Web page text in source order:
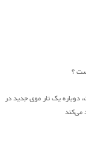
؟
دوباره یک تار موی جدید در
می‌کند